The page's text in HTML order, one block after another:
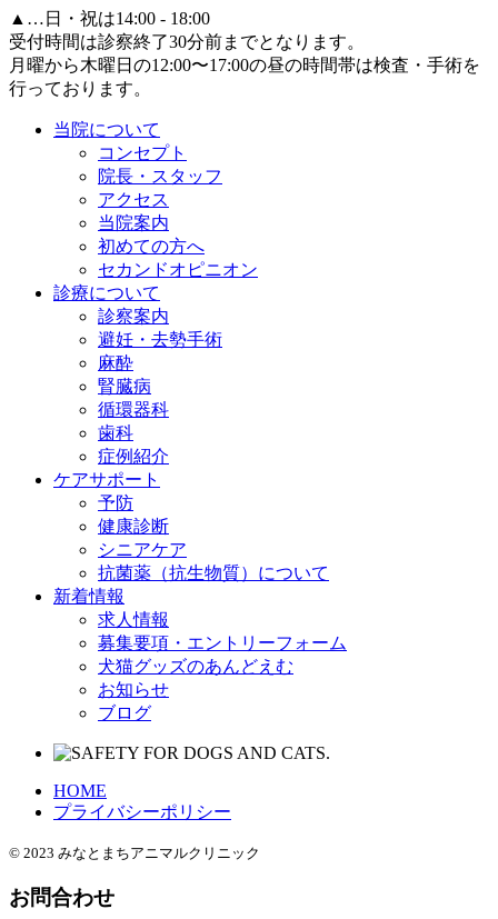
▲ …日・祝は14:00 - 18:00
受付時間は診察終了30分前までとなります。
月曜から木曜日の12:00〜17:00の昼の時間帯は検査・手術を
行っております。
当院について
コンセプト
院長・スタッフ
アクセス
当院案内
初めての方へ
セカンドオピニオン
診療について
診察案内
避妊・去勢手術
麻酔
腎臓病
循環器科
歯科
症例紹介
ケアサポート
予防
健康診断
シニアケア
抗菌薬（抗生物質）について
新着情報
求人情報
募集要項・エントリーフォーム
犬猫グッズのあんどえむ
お知らせ
ブログ
HOME
プライバシーポリシー
© 2023 みなとまちアニマルクリニック
お問合わせ